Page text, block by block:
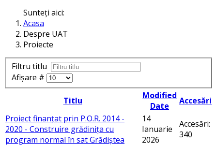
Sunteți aici:
Acasa
Despre UAT
Proiecte
Filtru titlu
Afișare #
Titlu
Modified
Date
Accesări
Proiect finanțat prin P.O.R. 2014 -
2020 - Construire grădinița cu
program normal în sat Grădiștea
14
Ianuarie
2026
Accesări:
340